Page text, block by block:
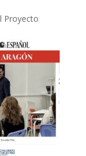
Proyecto